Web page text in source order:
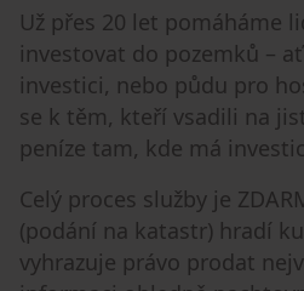
Už přes 20 let pomáháme
investovat do pozemků –
investici, nebo půdu pro
se k těm, kteří vsadili na
peníze tam, kde má
Celý proces služby je
(podání na katastr) hradí
vyhrazuje právo prodat